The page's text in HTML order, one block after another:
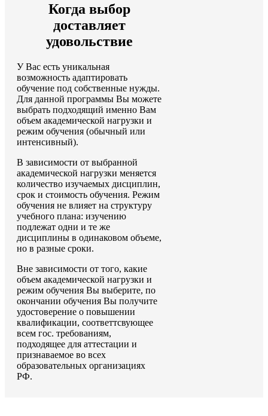
Когда выбор
доставляет
удовольствие
У Вас есть уникальная
возможность адаптировать
обучение под собственные нужды.
Для данной программы Вы можете
выбрать подходящий именно Вам
объем академической нагрузки и
режим обучения (обычный или
интенсивный).
В зависимости от выбранной
академической нагрузки меняется
количество изучаемых дисциплин,
срок и стоимость обучения. Режим
обучения не влияет на структуру
учебного плана: изучению
подлежат одни и те же
дисциплины в одинаковом объеме,
но в разные сроки.
Вне зависимости от того, какие
объем академической нагрузки и
режим обучения Вы выберите, по
окончании обучения Вы получите
удостоверение о повышении
квалификации, соответтсвующее
всем гос. требованиям,
подходящее для аттестации и
признаваемое во всех
образовательных организациях
РФ.